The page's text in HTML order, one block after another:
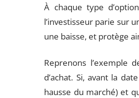
À chaque type
l’investisseur parie sur
une baisse, et protège
Reprenons l’exemple
d’achat. Si, avant la
hausse du marché) et